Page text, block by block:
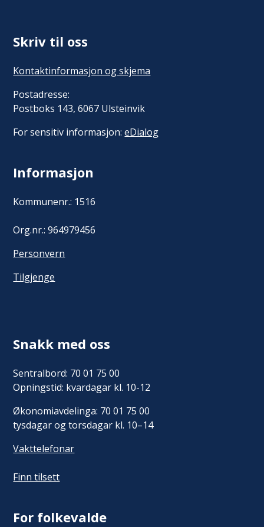
Skriv til oss
Kontaktinformasjon og skjema
Postadresse:
Postboks 143, 6067 Ulsteinvik
For sensitiv informasjon:eDialog
Informasjon
Kommunenr.: 1516
Org.nr.: 964979456
Personvern
Tilgjenge
Snakk med oss
Sentralbord: 70 01 75 00
Opningstid: kvardagar kl. 10-12
Økonomiavdelinga: 70 01 75 00
tysdagar og torsdagar kl. 10–14
Vakttelefonar
Finn tilsett
For folkevalde